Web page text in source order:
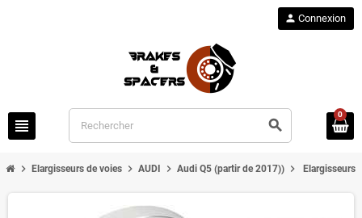
view_headline search
person Connexion
0
chevron_right Elargisseurs de voies chevron_right AUDI chevron_right Audi Q5 (partir de 2017)) chevron_right Elargisseurs